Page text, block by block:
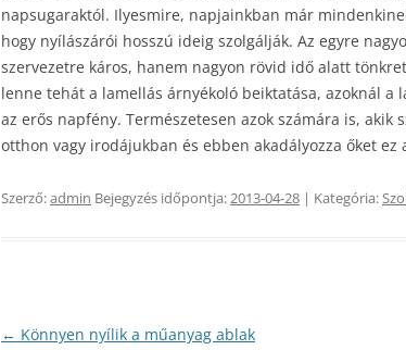
napsugaraktól. Ilyesmire, napjainkban már
hogy nyílászárói hosszú ideig szolgálják. Az egyre
szervezetre káros, hanem nagyon rövid idő alatt
lenne tehát a lamellás árnyékoló beiktatása, azoknál a
az erős napfény. Természetesen azok számára is, akik
otthon vagy irodájukban és ebben akadályozza őket ez
Szerző:admin Bejegyzés időpontja:2013-04-28 | Kategória:
Bejegyzés
← Könnyen nyílik a műanyag ablak